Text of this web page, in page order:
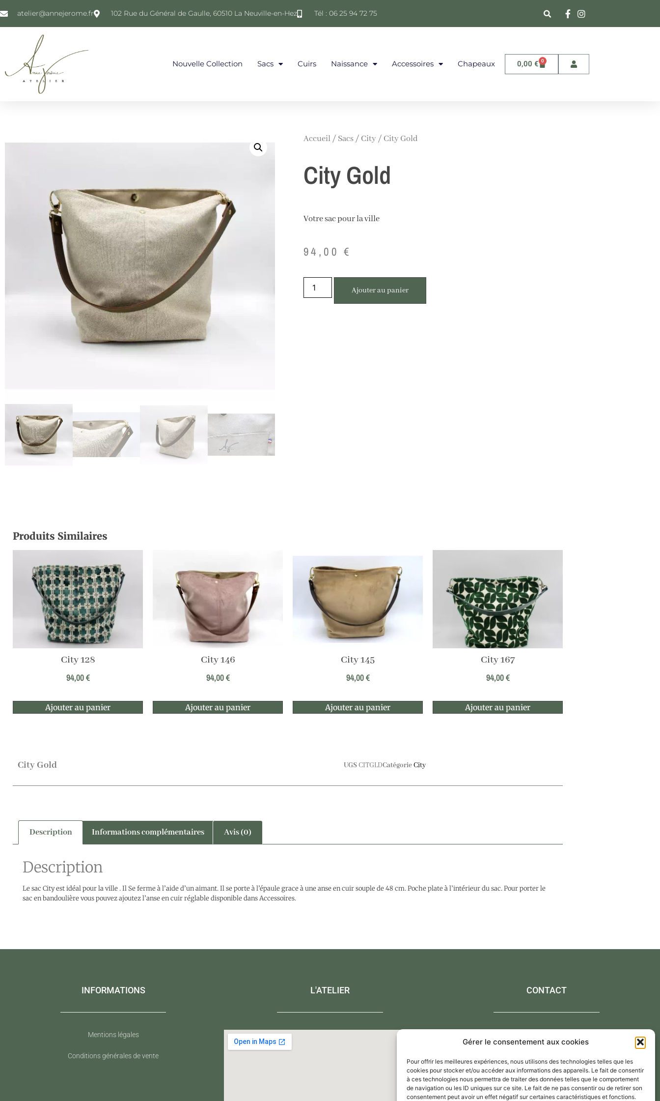
Gérer le consentement aux cookies
Pour offrir les meilleures expériences, nous utilisons des technologies telles que les
cookies pour stocker et/ou accéder aux informations des appareils. Le fait de consentir
à ces technologies nous permettra de traiter des données telles que le comportement
de navigation ou les ID uniques sur ce site. Le fait de ne pas consentir ou de retirer son
consentement peut avoir un effet négatif sur certaines caractéristiques et fonctions.
atelier@annejerome.fr 102 Rue du Général de Gaulle, 60510 La Neuville-en-Hez Tél : 06 25 94 72 75
Nouvelle Collection Sacs Cuirs Naissance Accessoires Chapeaux 0,00 € 0
Accueil / Sacs / City / City Gold
City Gold
Votre sac pour la ville
94,00€
Ajouter au panier
Produits Similaires
City 128
94,00€
Ajouter au panier
City 146
94,00€
Ajouter au panier
City 145
94,00€
Ajouter au panier
City 167
94,00€
Ajouter au panier
City Gold UGSCITGLDCatégorieCity
Description Informations complémentaires Avis (0)
Description
Le sac City est idéal pour la ville . Il Se ferme à l’aide d’un aimant. Il se porte à l’épaule grace à une anse en cuir souple de 48 cm. Poche plate à l’intérieur du sac. Pour porter le
sac en bandoulière vous pouvez ajoutez l’anse en cuir réglable disponible dans Accessoires.
INFORMATIONS
Mentions légales
Conditions générales de vente
L'ATELIER CONTACT